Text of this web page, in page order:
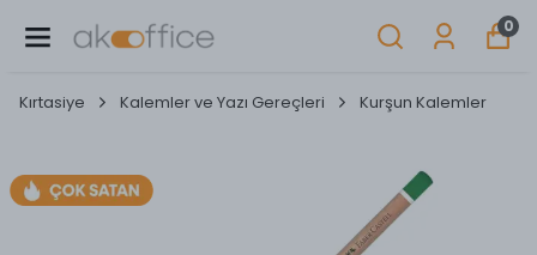
0
Kırtasiye Kalemler ve Yazı Gereçleri Kurşun Kalemler